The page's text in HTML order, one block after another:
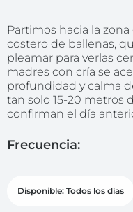
Partimos hacia la
costero de ballenas,
pleamar para verlas
madres con cría se
profundidad y calma
tan solo 15-20 metros
confirman el día
Frecuencia:
Disponible: Todos los días